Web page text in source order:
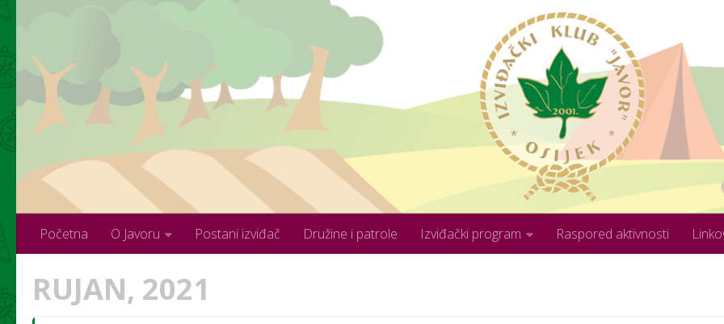
Početna O Javoru Postani izviđač Družine i patrole Izviđački program Raspored aktivnosti
RUJAN, 2021